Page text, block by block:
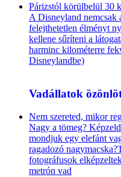
Párizstól körülbelül 30
A Disneyland nemcsak
felejthetetlen élményt
kellene sűríteni a
harminc kilométerre
Disneylandbe)
Vadállatok
Nem szereted, mikor
Nagy a tömeg?
mondjuk egy elefánt
ragadozó
fotográfusok
metrón vad